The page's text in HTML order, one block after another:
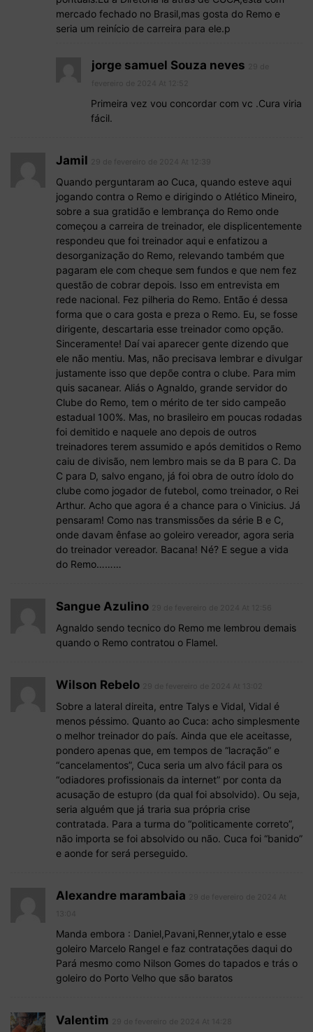
mercado fechado no Brasil,mas gosta do Remo e
seria um reinício de carreira para ele.p
jorge samuel Souza neves
Primeira vez vou concordar com vc .Cura viria
fácil.
Jamil
Quando perguntaram ao Cuca, quando esteve aqui
jogando contra o Remo e dirigindo o Atlético Mineiro,
sobre a sua gratidão e lembrança do Remo onde
começou a carreira de treinador, ele displicentemente
respondeu que foi treinador aqui e enfatizou a
desorganização do Remo, relevando também que
pagaram ele com cheque sem fundos e que nem fez
questão de cobrar depois. Isso em entrevista em
rede nacional. Fez pilheria do Remo. Então é dessa
forma que o cara gosta e preza o Remo. Eu, se fosse
dirigente, descartaria esse treinador como opção.
Sinceramente! Daí vai aparecer gente dizendo que
ele não mentiu. Mas, não precisava lembrar e divulgar
justamente isso que depõe contra o clube. Para mim
quis sacanear. Aliás o Agnaldo, grande servidor do
Clube do Remo, tem o mérito de ter sido campeão
estadual 100%. Mas, no brasileiro em poucas rodadas
foi demitido e naquele ano depois de outros
treinadores terem assumido e após demitidos o Remo
caiu de divisão, nem lembro mais se da B para C. Da
C para D, salvo engano, já foi obra de outro ídolo do
clube como jogador de futebol, como treinador, o Rei
Arthur. Acho que agora é a chance para o Vinicius. Já
pensaram! Como nas transmissões da série B e C,
onde davam ênfase ao goleiro vereador, agora seria
do treinador vereador. Bacana! Né? E segue a vida
do Remo………
Sangue Azulino
Agnaldo sendo tecnico do Remo me lembrou demais
quando o Remo contratou o Flamel.
Wilson Rebelo
Sobre a lateral direita, entre Talys e Vidal, Vidal é
menos péssimo. Quanto ao Cuca: acho simplesmente
o melhor treinador do país. Ainda que ele aceitasse,
pondero apenas que, em tempos de “lacração” e
“cancelamentos”, Cuca seria um alvo fácil para os
“odiadores profissionais da internet” por conta da
acusação de estupro (da qual foi absolvido). Ou seja,
seria alguém que já traria sua própria crise
contratada. Para a turma do “politicamente correto”,
não importa se foi absolvido ou não. Cuca foi “banido”
e aonde for será perseguido.
Alexandre marambaia
Manda embora : Daniel,Pavani,Renner,ytalo e esse
goleiro Marcelo Rangel e faz contratações daqui do
Pará mesmo como Nilson Gomes do tapados e trás o
goleiro do Porto Velho que são baratos
Valentim